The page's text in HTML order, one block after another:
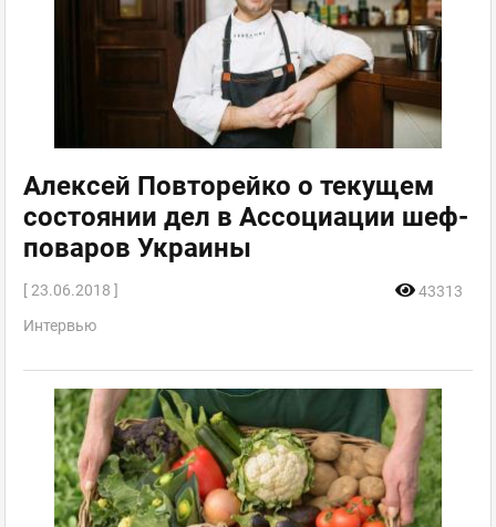
Алексей Повторейко о текущем
состоянии дел в Ассоциации шеф-
поваров Украины
[ 23.06.2018 ]
43313
Интервью